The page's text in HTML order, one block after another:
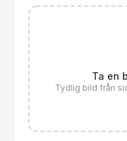
Ta en
Tydlig bild från